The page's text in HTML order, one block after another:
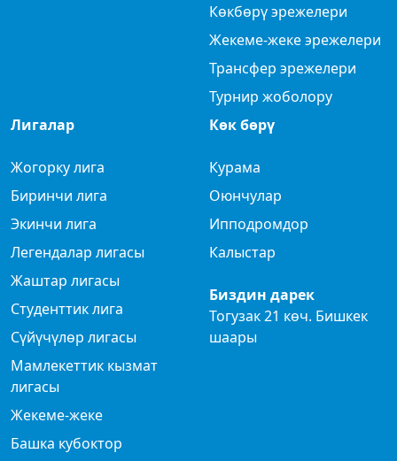
Көкбөрү эрежелери
Жекеме-жеке эрежелери
Трансфер эрежелери
Турнир жоболору
Лигалар
Жогорку лига
Биринчи лига
Экинчи лига
Легендалар лигасы
Жаштар лигасы
Студенттик лига
Сүйүчүлөр лигасы
Мамлекеттик кызмат
лигасы
Жекеме-жеке
Башка кубоктор
Көк бөрү
Курама
Оюнчулар
Ипподромдор
Калыстар
Биздин дарек
Тогузак 21 көч. Бишкек
шаары